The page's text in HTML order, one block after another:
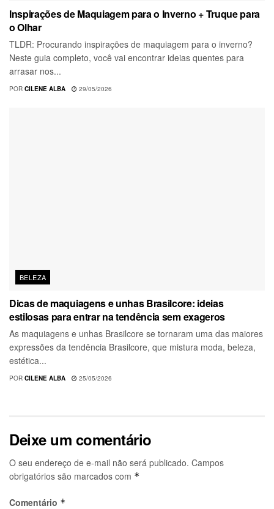
Inspirações de Maquiagem para o Inverno + Truque para
o Olhar
TLDR: Procurando inspirações de maquiagem para o inverno?
Neste guia completo, você vai encontrar ideias quentes para
arrasar nos...
POR CILENE ALBA 29/05/2026
BELEZA
Dicas de maquiagens e unhas Brasilcore: ideias
estilosas para entrar na tendência sem exageros
As maquiagens e unhas Brasilcore se tornaram uma das maiores
expressões da tendência Brasilcore, que mistura moda, beleza,
estética...
POR CILENE ALBA 25/05/2026
Deixe um comentário
O seu endereço de e-mail não será publicado. Campos
obrigatórios são marcados com *
Comentário *